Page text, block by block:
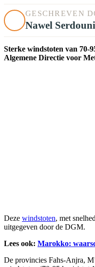
GESCHREVEN
Nawel Serdouni
Sterke windstoten van 70-
Algemene Directie voor
Deze windstoten, met
uitgegeven door de DGM.
Lees ook: Marokko:
De provincies Fahs-Anjra,